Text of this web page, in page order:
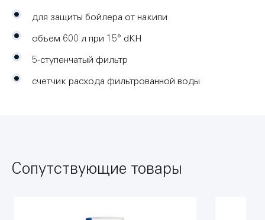
для защиты бойлера от накипи
объем 600 л при 15° dKH
5-ступенчатый фильтр
счетчик расхода фильтрованной воды
Сопутствующие товары